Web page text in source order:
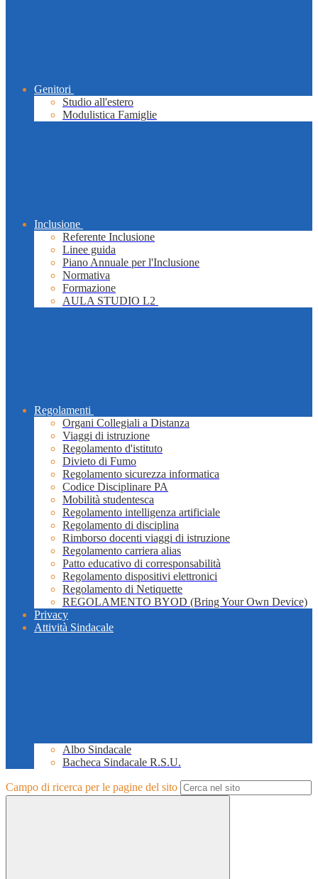
Genitori
Studio all'estero
Modulistica Famiglie
Inclusione
Referente Inclusione
Linee guida
Piano Annuale per l'Inclusione
Normativa
Formazione
AULA STUDIO L2
Regolamenti
Organi Collegiali a Distanza
Viaggi di istruzione
Regolamento d'istituto
Divieto di Fumo
Regolamento sicurezza informatica
Codice Disciplinare PA
Mobilità studentesca
Regolamento intelligenza artificiale
Regolamento di disciplina
Rimborso docenti viaggi di istruzione
Regolamento carriera alias
Patto educativo di corresponsabilità
Regolamento dispositivi elettronici
Regolamento di Netiquette
REGOLAMENTO BYOD (Bring Your Own Device)
Privacy
Attività Sindacale
Albo Sindacale
Bacheca Sindacale R.S.U.
Campo di ricerca per le pagine del sito